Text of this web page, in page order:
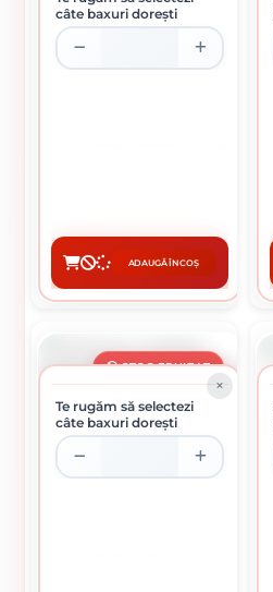
În pregătire
CUMPĂRĂ
câte baxuri dorești
ADAUGĂ ÎN COȘ
STOC EPUIZAT
Te rugăm să selectezi
câte baxuri dorești